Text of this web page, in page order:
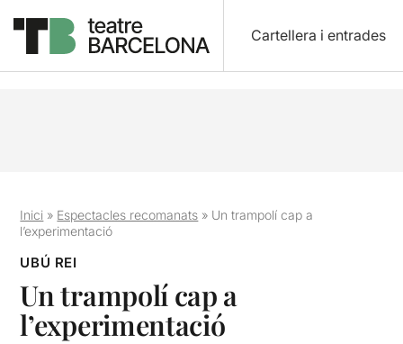
Cartellera i entrades
Inici » Espectacles recomanats » Un trampolí cap a
l’experimentació
UBÚ REI
Un trampolí cap a
l’experimentació